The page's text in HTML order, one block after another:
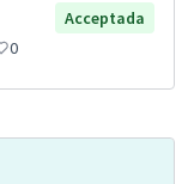
Acceptada
0